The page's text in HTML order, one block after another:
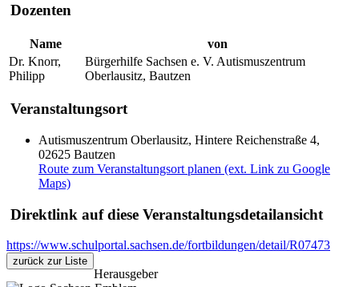
Dozenten
Name
von
Dr. Knorr,
Philipp
Bürgerhilfe Sachsen e. V. Autismuszentrum
Oberlausitz, Bautzen
Veranstaltungsort
Autismuszentrum Oberlausitz, Hintere Reichenstraße 4,
02625 Bautzen
Route zum Veranstaltungsort planen (ext. Link zu Google
Maps)
Direktlink auf diese Veranstaltungsdetailansicht
https://www.schulportal.sachsen.de/fortbildungen/detail/R07473
zurück zur Liste
Herausgeber